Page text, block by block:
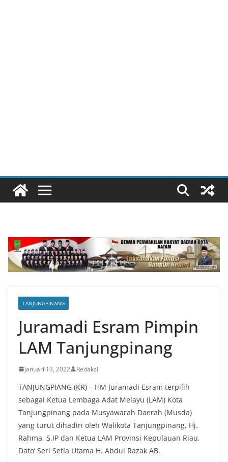
TANJUNGPINANG
Juramadi Esram Pimpin
LAM Tanjungpinang
Januari 13, 2022 Redaksi
TANJUNGPIANG (KR) – HM Juramadi Esram terpilih
sebagai Ketua Lembaga Adat Melayu (LAM) Kota
Tanjungpinang pada Musyawarah Daerah (Musda)
yang turut dihadiri oleh Walikota Tanjungpinang, Hj.
Rahma, S.IP dan Ketua LAM Provinsi Kepulauan Riau,
Dato’ Seri Setia Utama H. Abdul Razak AB.